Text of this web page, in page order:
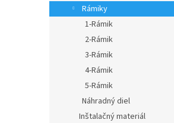
Rámiky
1-Rámik
2-Rámik
3-Rámik
4-Rámik
5-Rámik
Náhradný diel
Inštalačný materiál